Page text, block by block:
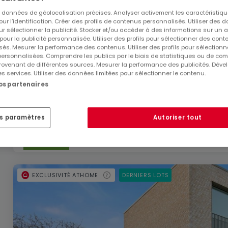
De 61 à 107m²
Appartement 3
Appartement 2
Appartement
Appartement 2
EXCLUSIVITÉ ATHOME DERNIERS LOTS
données de géolocalisation précises. Analyser activement les
l’identification. Créer des profils de contenus personnalisés. Utiliser des
sélectionner la publicité. Stocker et/ou accéder à des informations sur un
la publicité personnalisée. Utiliser des profils pour sélectionner des
Mesurer la performance des contenus. Utiliser des profils pour
Comprendre les publics par le biais de statistiques ou de
de différentes sources. Mesurer la performance des publicités.
services. Utiliser des données limitées pour sélectionner le contenu.
partenaires
paramètres Autoriser tout